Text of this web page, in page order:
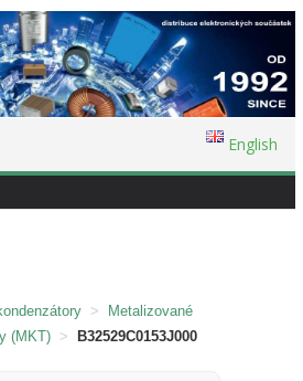
English
>
Metalizované
(MKT) > B32529C0153J000